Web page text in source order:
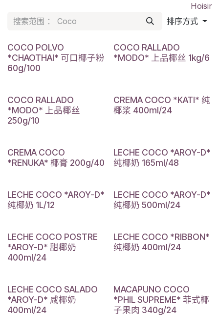
Hoisin
排序方式
COCO POLVO
*CHAOTHAI* 可口椰子粉
60g/100
COCO RALLADO
*MODO* 上品椰丝 1kg/6
COCO RALLADO
*MODO* 上品椰丝
250g/10
CREMA COCO *KATI* 纯
椰浆 400ml/24
CREMA COCO
*RENUKA* 椰膏 200g/40
LECHE COCO *AROY-D*
纯椰奶 165ml/48
LECHE COCO *AROY-D*
纯椰奶 1L/12
LECHE COCO *AROY-D*
纯椰奶 500ml/24
LECHE COCO POSTRE
*AROY-D* 甜椰奶
400ml/24
LECHE COCO *RIBBON*
纯椰奶 400ml/24
LECHE COCO SALADO
*AROY-D* 咸椰奶
400ml/24
MACAPUNO COCO
*PHIL SUPREME* 菲式椰
子果肉 340g/24